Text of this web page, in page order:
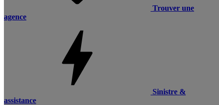
Trouver une
agence
Sinistre &
assistance